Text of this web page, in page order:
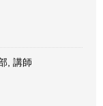
, 講師